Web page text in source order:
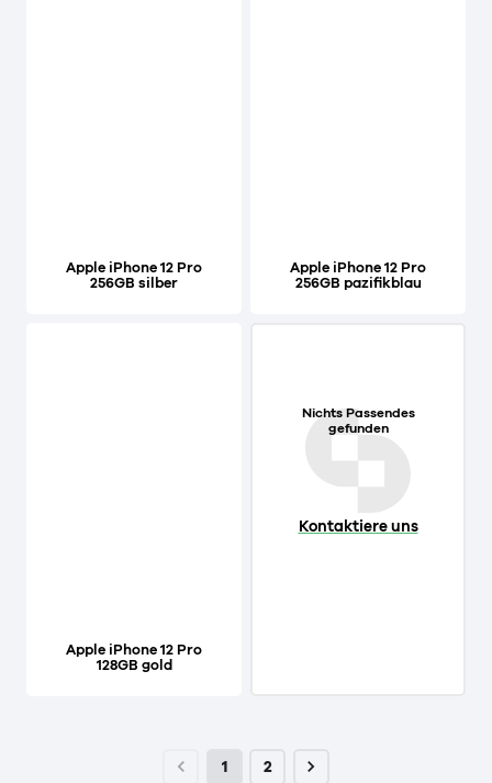
Apple iPhone 12 Pro
256GB silber
Apple iPhone 12 Pro
256GB pazifikblau
Apple iPhone 12 Pro
128GB gold
Nichts Passendes
gefunden
Kontaktiere uns
1 2